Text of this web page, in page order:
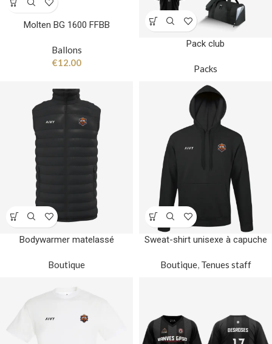
Molten BG 1600 FFBB
Ballons
€12.00
Pack club
Packs
Bodywarmer matelassé
Boutique
Sweat-shirt unisexe à capuche
Boutique, Tenues staff